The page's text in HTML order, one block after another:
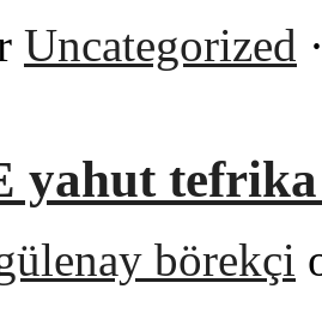
Uncategorized
yahut tefrika
börekçi